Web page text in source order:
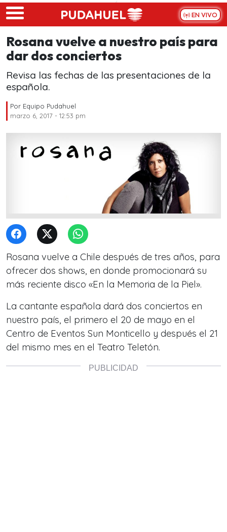
Skip to main content
EN VIVO
Rosana vuelve a nuestro país para
dar dos conciertos
Revisa las fechas de las presentaciones de la
española.
Por Equipo Pudahuel
marzo 6, 2017 - 12:53 pm
Rosana vuelve a Chile después de tres años, para
ofrecer dos shows, en donde promocionará su
más reciente disco «En la Memoria de la Piel».
La cantante española dará dos conciertos en
nuestro país, el primero el 20 de mayo en el
Centro de Eventos Sun Monticello y después el 21
del mismo mes en el Teatro Teletón.